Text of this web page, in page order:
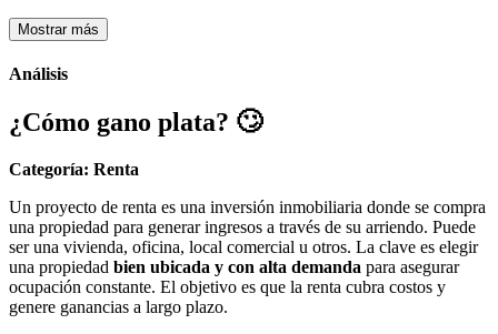
Mostrar más
Análisis
¿Cómo gano plata? 🙄
Categoría: Renta
Un proyecto de renta es una inversión inmobiliaria donde se compra
una propiedad para generar ingresos a través de su arriendo. Puede
ser una vivienda, oficina, local comercial u otros. La clave es elegir
una propiedad bien ubicada y con alta demanda para asegurar
ocupación constante. El objetivo es que la renta cubra costos y
genere ganancias a largo plazo.